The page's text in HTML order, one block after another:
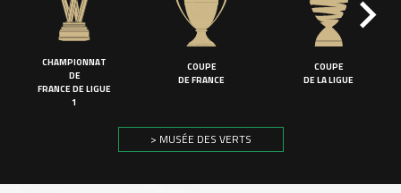
CHAMPIONNAT
DE
FRANCE DE LIGUE
1
COUPE
DE FRANCE
COUPE
DE LA LIGUE
> MUSÉE DES VERTS